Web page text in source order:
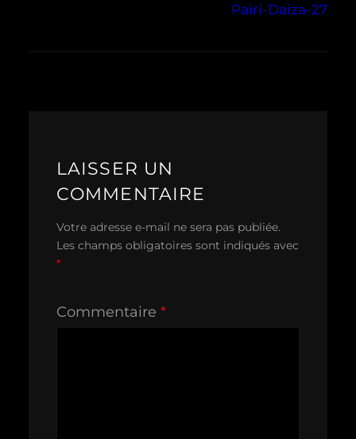
Pairi-Daiza-27
LAISSER UN
COMMENTAIRE
Votre adresse e-mail ne sera pas publiée.
Les champs obligatoires sont indiqués avec
*
Commentaire *